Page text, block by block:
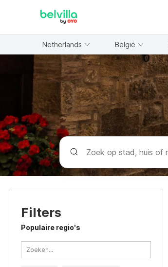
Netherlands België
Filters
Populaire regio's